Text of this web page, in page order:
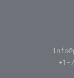
+1-